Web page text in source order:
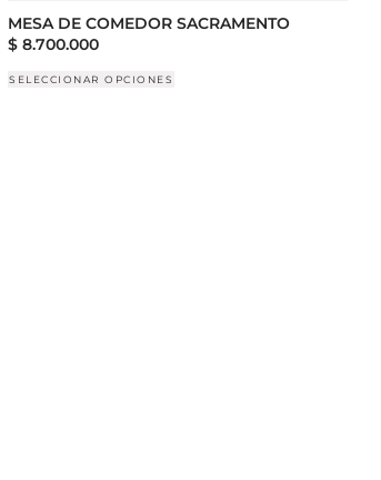
MESA DE COMEDOR SACRAMENTO
$ 8.700.000
SELECCIONAR OPCIONES